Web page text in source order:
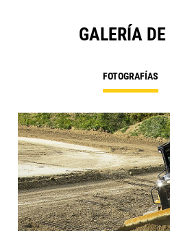
GALERÍA
FOTOGRAFÍAS